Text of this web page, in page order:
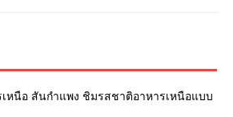
หนือ สันกำแพง ชิมรสชาติอาหารเหนือแบบ